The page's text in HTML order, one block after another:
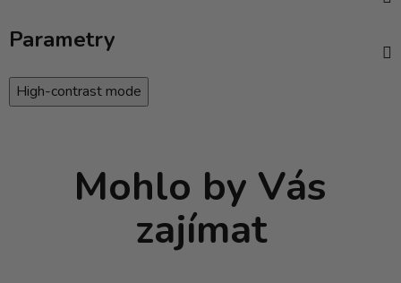
Parametry
High-contrast mode
Mohlo by Vás
zajímat